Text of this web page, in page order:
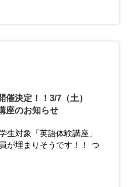
催決定！！3/7（土）
座のお知らせ
生対象「英語体験講座」
が埋まりそうです！！ つ